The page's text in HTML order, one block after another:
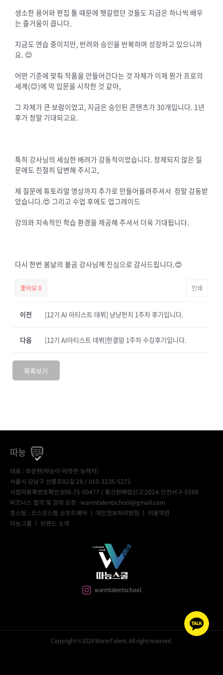
생소한 용어와 편집 툴 때문에 헷갈렸던 것들도 지금은 하나씩 배우
는 즐거움이 큽니다.
지금도 연습 중이지만, 반려와 승인을 반복하며 성장하고 있으니까
요. 😌
어떤 기준에 맞춰 작품을 만들어간다는 것 자체가 이제 뭔가 프로의
세계(😊)에 막 입문을 시작한 것 같아,
그 자체가 큰 보람이었고, 지금은 승인된 콘텐츠가 30개입니다. 1년
후가 정말 기대되고요.
특히 강사님의 세심한 배려가 감동적이었습니다. 정제되지 않은 질
문에도 친절히 답변해 주시고,
제 질문에 튜토리얼 영상까지 추가로 만들어올려주셔서 정말 감동받
았습니다.😍 그리고 수업 후에도 업그레이드
강의와 지속적인 학습 환경을 제공해 주셔서 더욱 기대됩니다.
다시 한번 봄날의 불곰 강사님께 진심으로 감사드립니다.😍
좋아요0 인쇄
이전 [12기 AI 아티스트 데뷔] 냥냥펀치 1주차 후기입니다.
[12기 AI아티스트 데뷔]한결맘 1주차 수강후기입니다.
다음
목록보기
따능
대표 : 최창현(따능이-따뜻한 능력자)
서울시 강남구 선릉로92길 28 / 010-3236-5271
사업자등록번호확인:898-75-00477 / 통신판매업신고:2024-인천서구-0398
비즈니스 협의 및 강의 요청 : warmtalentschool@gmail.com
호스팅 : 코스모스팜 소프트웨어 ㅣ 개인정보처리방침 ㅣ 이용약관
따능그룹 ㅣ 브랜드 소개
warmtalentschool
Copyright © 2024 WarmTalent. All right reserved.